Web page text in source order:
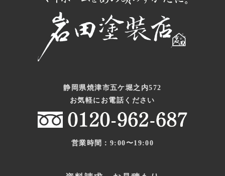
静岡県焼津市五ケ堀之内572
お気軽にお電話ください
営業時間：9:00〜19:00